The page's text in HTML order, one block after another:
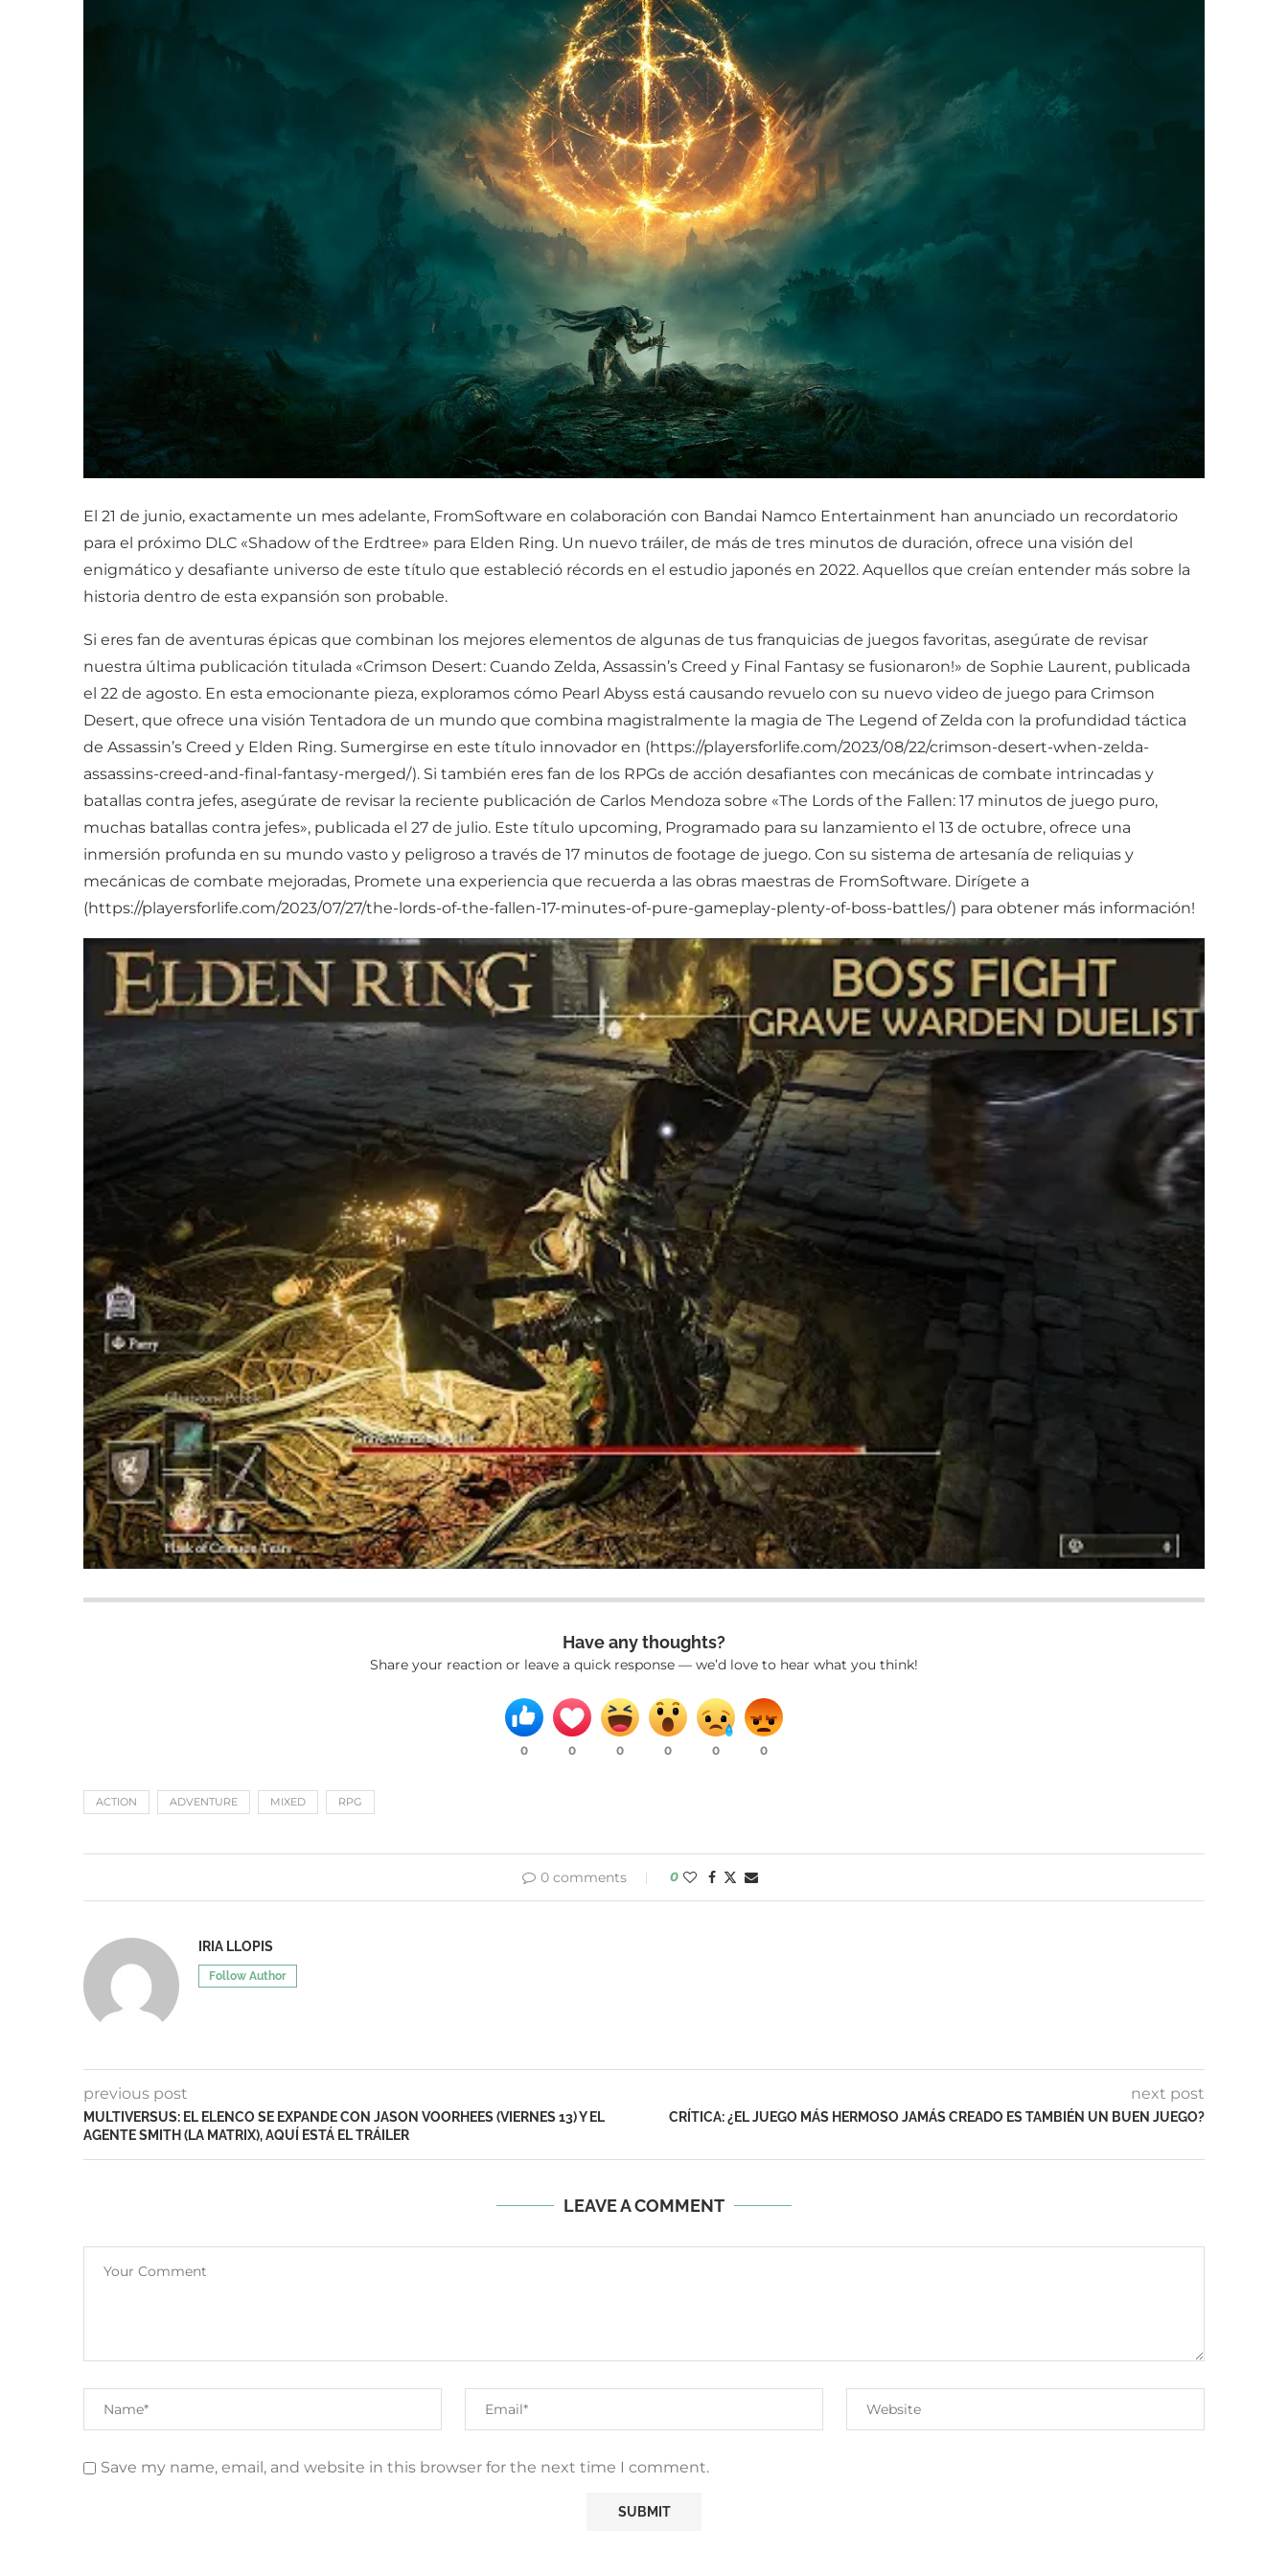
El 21 de junio, exactamente un mes adelante, FromSoftware en colaboración con Bandai Namco Entertainment han anunciado un recordatorio
para el próximo DLC «Shadow of the Erdtree» para Elden Ring. Un nuevo tráiler, de más de tres minutos de duración, ofrece una visión del
enigmático y desafiante universo de este título que estableció récords en el estudio japonés en 2022. Aquellos que creían entender más sobre la
historia dentro de esta expansión son probable.
Si eres fan de aventuras épicas que combinan los mejores elementos de algunas de tus franquicias de juegos favoritas, asegúrate de revisar
nuestra última publicación titulada «Crimson Desert: Cuando Zelda, Assassin’s Creed y Final Fantasy se fusionaron!» de Sophie Laurent, publicada
el 22 de agosto. En esta emocionante pieza, exploramos cómo Pearl Abyss está causando revuelo con su nuevo video de juego para Crimson
Desert, que ofrece una visión Tentadora de un mundo que combina magistralmente la magia de The Legend of Zelda con la profundidad táctica
de Assassin’s Creed y Elden Ring. Sumergirse en este título innovador en (https://playersforlife.com/2023/08/22/crimson-desert-when-zelda-
assassins-creed-and-final-fantasy-merged/). Si también eres fan de los RPGs de acción desafiantes con mecánicas de combate intrincadas y
batallas contra jefes, asegúrate de revisar la reciente publicación de Carlos Mendoza sobre «The Lords of the Fallen: 17 minutos de juego puro,
muchas batallas contra jefes», publicada el 27 de julio. Este título upcoming, Programado para su lanzamiento el 13 de octubre, ofrece una
inmersión profunda en su mundo vasto y peligroso a través de 17 minutos de footage de juego. Con su sistema de artesanía de reliquias y
mecánicas de combate mejoradas, Promete una experiencia que recuerda a las obras maestras de FromSoftware. Dirígete a
(https://playersforlife.com/2023/07/27/the-lords-of-the-fallen-17-minutes-of-pure-gameplay-plenty-of-boss-battles/) para obtener más información!
Have any thoughts?
Share your reaction or leave a quick response — we’d love to hear what you think!
0 0 0 0 0 0
ACTION ADVENTURE MIXED RPG
0 comments 0
IRIA LLOPIS
Follow Author
previous post
MULTIVERSUS: EL ELENCO SE EXPANDE CON JASON VOORHEES (VIERNES 13) Y EL
AGENTE SMITH (LA MATRIX), AQUÍ ESTÁ EL TRÁILER
next post
CRÍTICA: ¿EL JUEGO MÁS HERMOSO JAMÁS CREADO ES TAMBIÉN UN BUEN JUEGO?
LEAVE A COMMENT
Save my name, email, and website in this browser for the next time I comment.